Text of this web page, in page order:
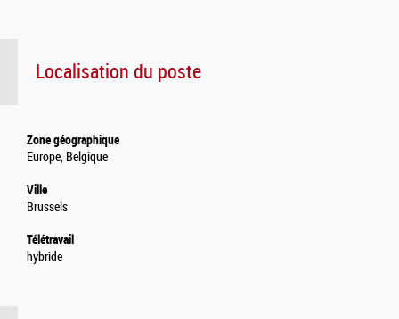
Localisation du poste
Zone géographique
Europe, Belgique
Ville
Brussels
Télétravail
hybride